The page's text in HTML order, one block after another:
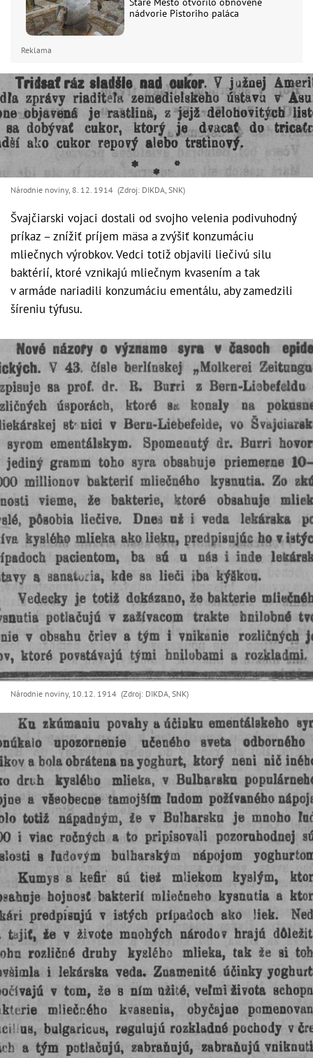
nádvorie Pistoriho paláca
Reklama
Národnie noviny, 8. 12. 1914 (Zdroj: DIKDA, SNK)
Švajčiarski vojaci dostali od svojho velenia podivuhodný
príkaz – znížiť príjem mäsa a zvýšiť konzumáciu
mliečnych výrobkov. Vedci totiž objavili liečivú silu
baktérií, ktoré vznikajú mliečnym kvasením a tak
v armáde nariadili konzumáciu ementálu, aby zamedzili
šíreniu týfusu.
Národnie noviny, 10.12. 1914 (Zdroj: DIKDA, SNK)